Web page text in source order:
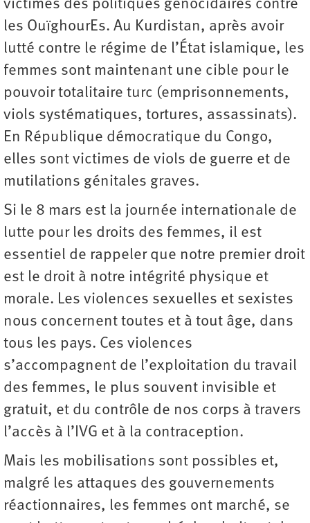
victimes des politiques génocidaires contre
les OuïghourEs. Au Kurdistan, après avoir
lutté contre le régime de l’État islamique, les
femmes sont maintenant une cible pour le
pouvoir totalitaire turc (emprisonnements,
viols systématiques, tortures, assassinats).
En République démocratique du Congo,
elles sont victimes de viols de guerre et de
mutilations génitales graves.
Si le 8 mars est la journée internationale de
lutte pour les droits des femmes, il est
essentiel de rappeler que notre premier droit
est le droit à notre intégrité physique et
morale. Les violences sexuelles et sexistes
nous concernent toutes et à tout âge, dans
tous les pays. Ces violences
s’accompagnent de l’exploitation du travail
des femmes, le plus souvent invisible et
gratuit, et du contrôle de nos corps à travers
l’accès à l’IVG et à la contraception.
Mais les mobilisations sont possibles et,
malgré les attaques des gouvernements
réactionnaires, les femmes ont marché, se